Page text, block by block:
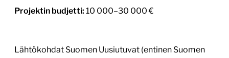
Projektin budjetti: 10 000–30 000 €
Lähtökohdat Suomen Uusiutuvat (entinen Suomen